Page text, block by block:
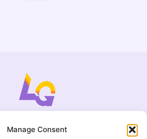
Manage Consent
Halasovo náměstí 4, Brno